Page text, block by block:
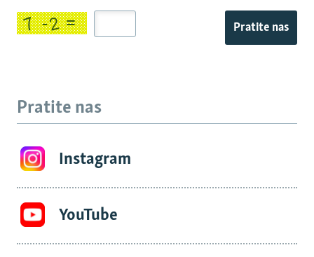
Pratite nas
Pratite nas
Instagram
YouTube